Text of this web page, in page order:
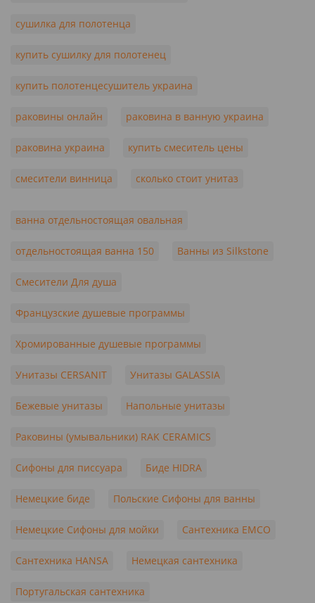
сушилка для полотенца
купить сушилку для полотенец
купить полотенцесушитель украина
раковины онлайн раковина в ванную украина
раковина украина купить смеситель цены
смесители винница сколько стоит унитаз
ванна отдельностоящая овальная
отдельностоящая ванна 150 Ванны из Silkstone
Смесители Для душа
Французские душевые программы
Хромированные душевые программы
Унитазы CERSANIT Унитазы GALASSIA
Бежевые унитазы Напольные унитазы
Раковины (умывальники) RAK CERAMICS
Сифоны для писсуара Биде HIDRA
Немецкие биде Польские Сифоны для ванны
Немецкие Сифоны для мойки Сантехника EMCO
Сантехника HANSA Немецкая сантехника
Португальская сантехника